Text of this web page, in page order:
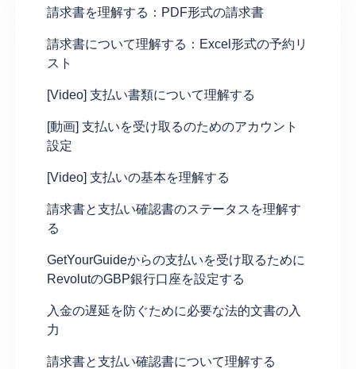
請求書を理解する：PDF形式の請求書
請求書について理解する：Excel形式の予約リ
スト
[Video] 支払い書類について理解する
[動画] 支払いを受け取るのためのアカウント
設定
[Video] 支払いの基本を理解する
請求書と支払い確認書のステータスを理解す
る
GetYourGuideからの支払いを受け取るために
RevolutのGBP銀行口座を設定する
入金の遅延を防ぐために必要な法的文書の入
力
請求書と支払い確認書について理解する